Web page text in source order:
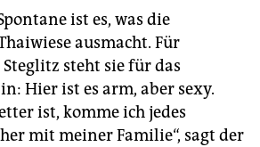
ist es, was die
ausmacht. Für
steht sie für das
Hier ist es arm, aber sexy.
ist, komme ich jedes
mit meiner Familie“, sagt der